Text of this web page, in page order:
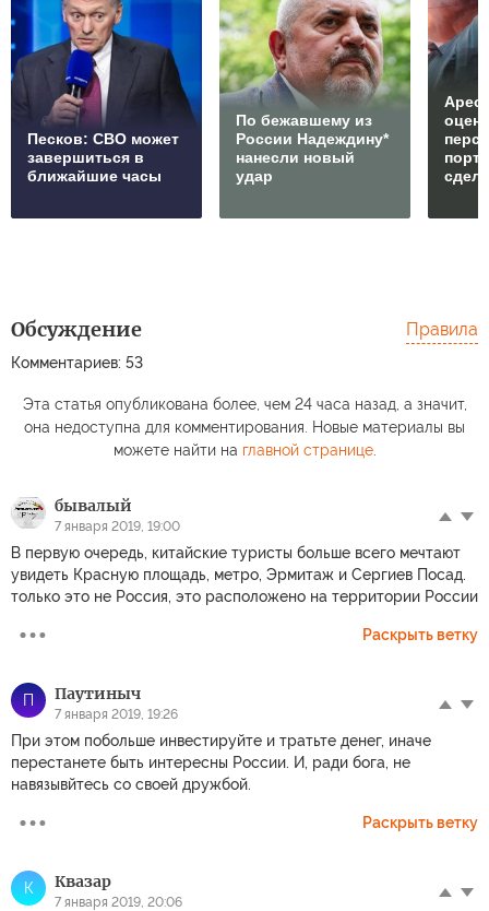
Песков: СВО может
завершиться в
ближайшие часы
По бежавшему из
России Надеждину*
нанесли новый
удар
Обсуждение
Комментариев: 53
Правила
Эта статья опубликована более, чем 24 часа назад, а значит,
она недоступна для комментирования. Новые материалы вы
можете найти на главной странице.
бывалый
7 января 2019, 19:00
В первую очередь, китайские туристы больше всего мечтают
увидеть Красную площадь, метро, Эрмитаж и Сергиев Посад.
только это не Россия, это расположено на территории России
Раскрыть ветку
П Паутиныч
7 января 2019, 19:26
При этом побольше инвестируйте и тратьте денег, иначе
перестанете быть интересны России. И, ради бога, не
навязывйтесь со своей дружбой.
Раскрыть ветку
К Квазар
7 января 2019, 20:06